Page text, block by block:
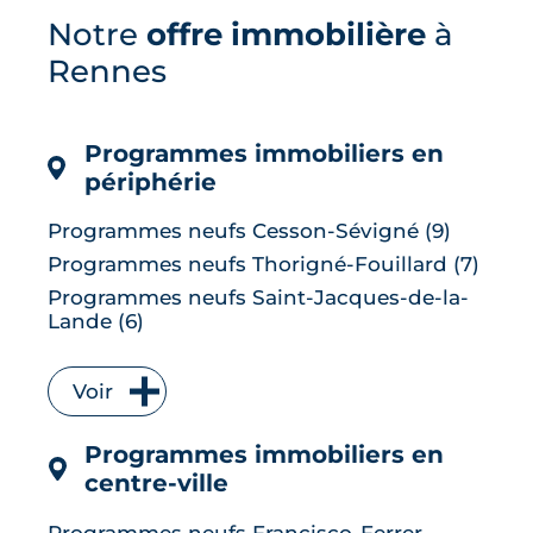
de valeur immobilière. Plus-value
possible, risque de décote, limites du
DPE, atout du neuf : ce qu'il faut savoir
LIRE L'ARTICLE
Notre offre immobilière à
Rennes
Programmes immobiliers en
périphérie
Programmes neufs Cesson-Sévigné (9)
Programmes neufs Thorigné-Fouillard (7)
Programmes neufs Saint-Jacques-de-la-
Lande (6)
Programmes neufs Bruz (5)
Programmes neufs L' Hermitage (5)
Programmes neufs Le Rheu (5)
Programmes neufs Chantepie (4)
Programmes neufs Vezin-le-Coquet (4)
Voir
Programmes immobiliers en
centre-ville